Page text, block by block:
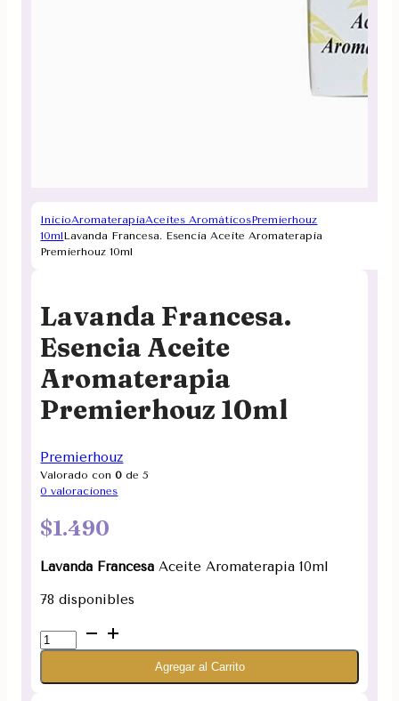
InicioAromaterapiaAceites AromáticosPremierhouz
10mlLavanda Francesa. Esencia Aceite Aromaterapia
Premierhouz 10ml
Lavanda Francesa.
Esencia Aceite
Aromaterapia
Premierhouz 10ml
Premierhouz
Valorado con0 de 5
0 valoraciones
$1.490
Lavanda FrancesaAceite Aromaterapia 10ml
78 disponibles
Lavanda
Francesa.
Agregar al Carrito